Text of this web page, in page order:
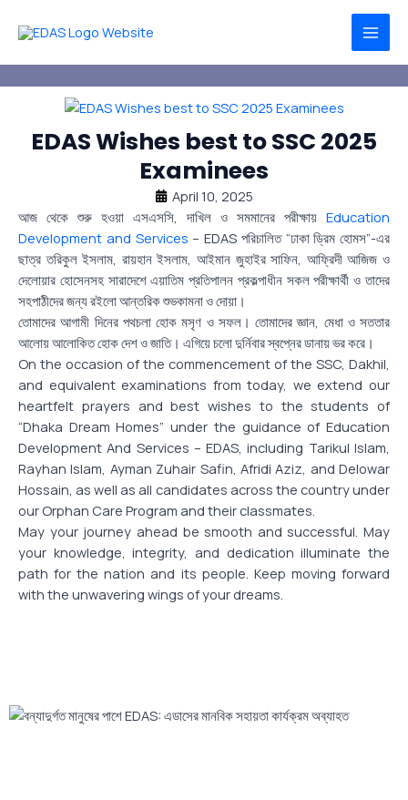
EDAS Wishes best to SSC 2025
Examinees
April 10, 2025
আজ থেকে শুরু হওয়া এসএসসি, দাখিল ও সমমানের পরীক্ষায় Education
Development and Services – EDAS পরিচালিত “ঢাকা ড্রিম হোমস”-এর
ছাত্র তরিকুল ইসলাম, রায়হান ইসলাম, আইমান জুহাইর সাফিন, আফ্রিদী আজিজ ও
দেলোয়ার হোসেনসহ সারাদেশে এয়াতিম প্রতিপালন প্রকল্পাধীন সকল পরীক্ষার্থী ও তাদের
সহপাঠীদের জন্য রইলো আন্তরিক শুভকামনা ও দোয়া।
তোমাদের আগামী দিনের পথচলা হোক মসৃণ ও সফল। তোমাদের জ্ঞান, মেধা ও সততার
আলোয় আলোকিত হোক দেশ ও জাতি। এগিয়ে চলো দুর্নিবার স্বপ্নের ডানায় ভর করে।
On the occasion of the commencement of the SSC, Dakhil,
and equivalent examinations from today, we extend our
heartfelt prayers and best wishes to the students of
“Dhaka Dream Homes” under the guidance of Education
Development And Services – EDAS, including Tarikul Islam,
Rayhan Islam, Ayman Zuhair Safin, Afridi Aziz, and Delowar
Hossain, as well as all candidates across the country under
our Orphan Care Program and their classmates.
May your journey ahead be smooth and successful. May
your knowledge, integrity, and dedication illuminate the
path for the nation and its people. Keep moving forward
with the unwavering wings of your dreams.